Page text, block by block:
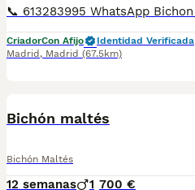
CriadorCon Afijo
Identidad Verificada
Madrid , Madrid (67.5km)
Bichón maltés
Bichón Maltés
12 semanas 1 700 €